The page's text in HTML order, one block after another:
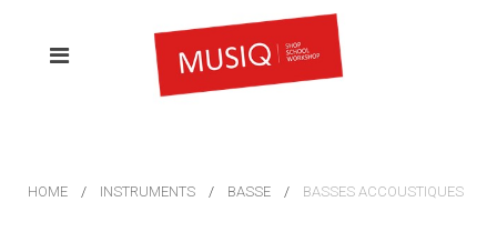
HOME INSTRUMENTS BASSE BASSES ACCOUSTIQUES